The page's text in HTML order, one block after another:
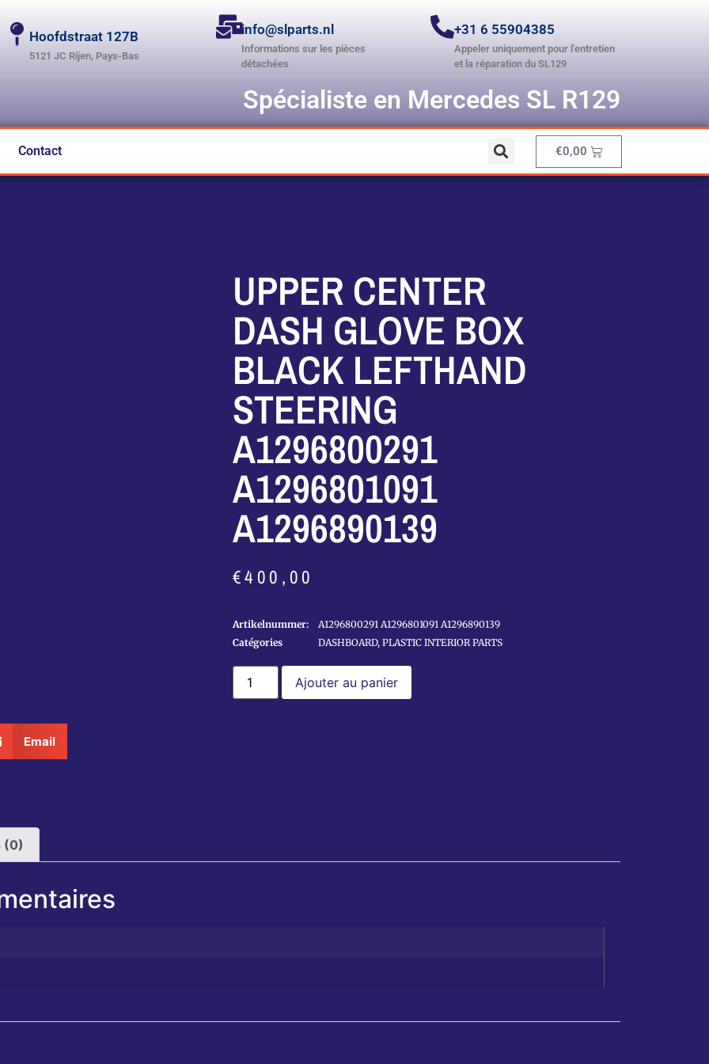
Hoofdstraat 127B
5121 JC Rijen, Pays-Bas
info@slparts.nl
Informations sur les pièces
détachées
+31 6 55904385
Appeler uniquement pour l'entretien
et la réparation du SL129
Spécialiste en Mercedes SL R129
Contact €0,00
Email
UPPER CENTER
DASH GLOVE BOX
BLACK LEFTHAND
STEERING
A1296800291
A1296801091
A1296890139
€400,00
Artikelnummer:
A1296800291 A1296801091 A1296890139
Catégories
DASHBOARD, PLASTIC INTERIOR PARTS
Ajouter au panier
(0)